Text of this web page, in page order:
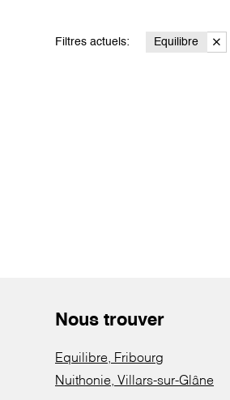
Filtres actuels: Equilibre
Nous trouver
Equilibre, Fribourg
Nuithonie, Villars-sur-Glâne